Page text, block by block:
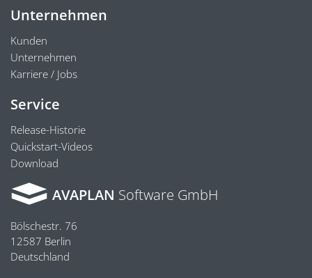
Unternehmen
Kunden
Unternehmen
Karriere / Jobs
Service
Release-Historie
Quickstart-Videos
Download
AVAPLAN Software GmbH
Bölschestr. 76
12587 Berlin
Deutschland